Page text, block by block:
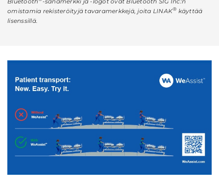
omistamia rekisteröityjä tavaramerkkejä, joita LINAK® käyttää
lisenssillä.